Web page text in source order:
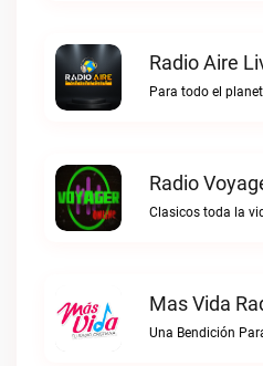
Radio Aire
Para todo el
Radio
Clasicos toda la
Mas Vida